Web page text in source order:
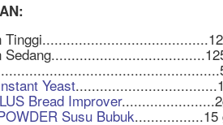
Yeast
Bread Improver
Susu Bubuk.................15